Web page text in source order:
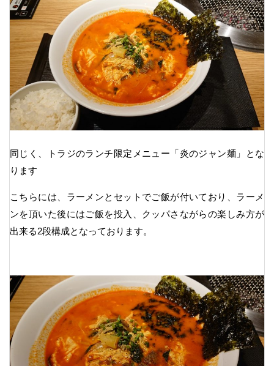
同じく、トラジのランチ限定メニュー「炎のジャン麺」とな
ります
こちらには、ラーメンとセットでご飯が付いており、ラーメ
ンを頂いた後にはご飯を投入、クッパさながらの楽しみ方が
出来る2段構成となっております。